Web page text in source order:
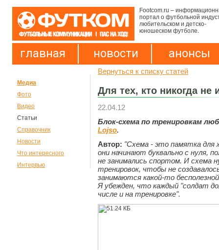
Footcom.ru –
портал о футбольной
любительском и детско-
юношеском футболе.
главная новости анонсы
Медиа
Фото
Видео
Статьи
Справочник
Новости
Что интересного
Интервью
Вернуться к списку статей
Для тех, кто никогда не
22.04.12
Блок-схема по тренировкам
Lojso.
Автор: "Схема - это памятка для
они начинают буквально с нуля,
не занимались спортом. И схема
тренировок, чтобы не
занимаются какой-то
Я убежден, что каждый "солдат
числе и на тренировке".